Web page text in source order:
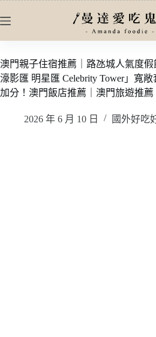
至
內
容
澳門親子住宿推薦｜路氹城人氣度
濠影匯 明星匯 Celebrity Tower」寬
加分！澳門飯店推薦｜澳門旅遊推薦
2026 年 6 月 10 日 國外好吃